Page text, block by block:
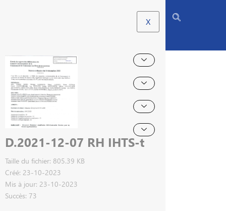
X
D.2021-12-07 RH IHTS-t
Taille du fichier: 805.39 KB
Créé: 23-10-2023
Mis à jour: 23-10-2023
Succès: 73